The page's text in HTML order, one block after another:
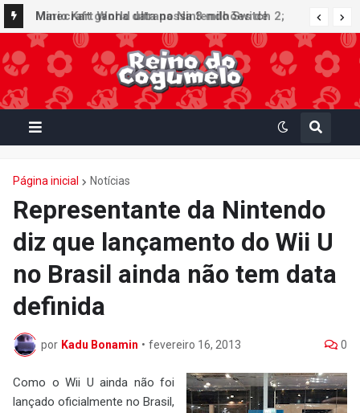
Mario Kart World ultrapassa 3 milhões de
unidades vendidas no Japão e figura no top 30
da Famitsu
Minecraft ganha data no Nintendo Switch 2;
Super Mario Mash-Up receberá atualização
gráfica exclusiva
Página inicial Notícias
Representante da Nintendo
diz que lançamento do Wii U
no Brasil ainda não tem data
definida
por Kadu Bonamin • fevereiro 16, 2013 0
Como o Wii U ainda não foi
lançado oficialmente no Brasil,